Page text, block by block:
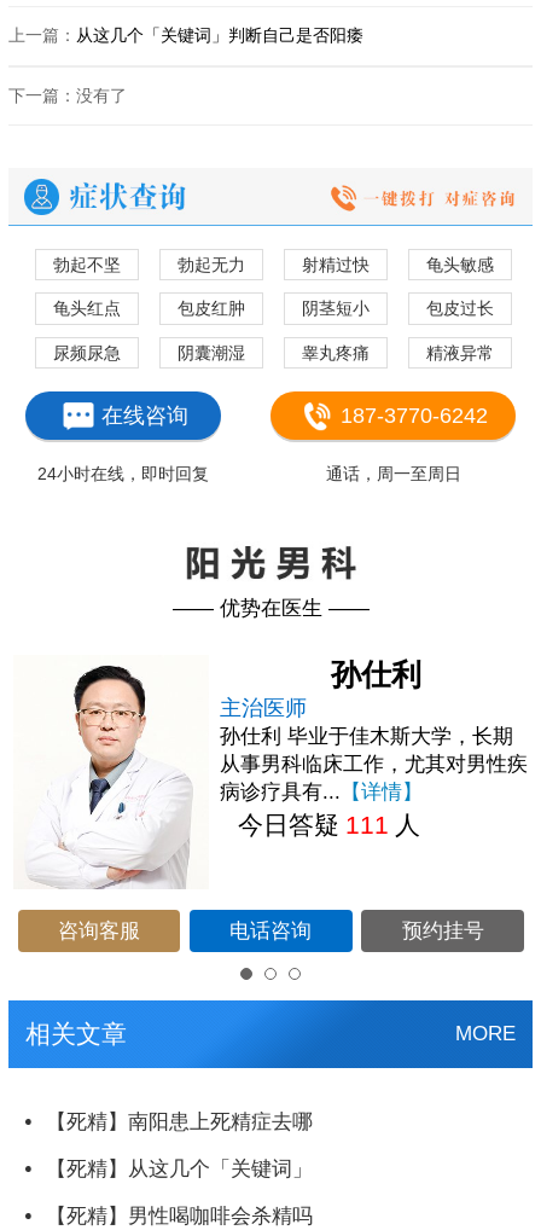
上一篇： 从这几个「关键词」判断自己是否阳痿
下一篇：没有了
勃起不坚 勃起无力 射精过快 龟头敏感
龟头红点 包皮红肿 阴茎短小 包皮过长
尿频尿急 阴囊潮湿 睾丸疼痛 精液异常
在线咨询
24小时在线，即时回复
187-3770-6242
通话，周一至周日
—— 优势在医生 ——
孙仕利
主治医师
孙仕利 毕业于佳木斯大学，长期
从事男科临床工作，尤其对男性疾
病诊疗具有... 【详情】
今日答疑 111 人
咨询客服 电话咨询 预约挂号
相关文章 MORE
【死精】南阳患上死精症去哪
【死精】从这几个「关键词」
【死精】男性喝咖啡会杀精吗